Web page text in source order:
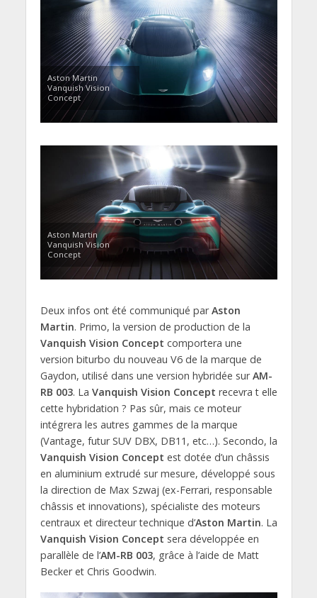
Aston Martin
Vanquish Vision
Concept
Aston Martin
Vanquish Vision
Concept
Deux infos ont été communiqué parAston
Martin. Primo, la version de production de la
Vanquish Vision Concept comportera une
version biturbo du nouveau V6 de la marque de
Gaydon, utilisé dans une version hybridée surAM-
RB 003. La Vanquish Vision Concept recevra t elle
cette hybridation ? Pas sûr, mais ce moteur
intégrera les autres gammes de la marque
(Vantage, futur SUV DBX, DB11, etc…). Secondo, la
Vanquish Vision Concept est dotée d’un châssis
en aluminium extrudé sur mesure, développé sous
la direction de Max Szwaj (ex-Ferrari, responsable
châssis et innovations), spécialiste des moteurs
centraux et directeur technique d’Aston Martin. La
Vanquish Vision Concept sera développée en
parallèle de l’AM-RB 003, grâce à l’aide de Matt
Becker et Chris Goodwin.